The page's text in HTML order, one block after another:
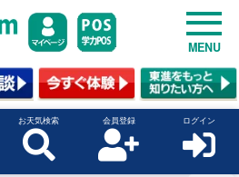
MENU
お天気検索 会員登録 ログイン